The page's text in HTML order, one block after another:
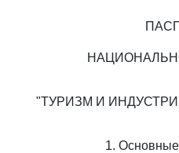
"ТУРИЗМ И
1.